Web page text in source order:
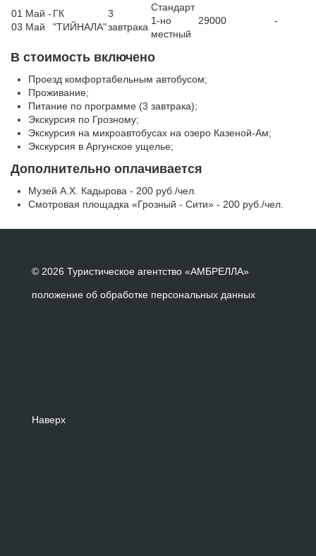
01 Май -
03 Май
ГК
"ТИЙНАЛА"
3
завтрака
Стандарт
1-но
местный
29000 -
В стоимость включено
Проезд комфортабельным автобусом;
Проживание;
Питание по программе (3 завтрака);
Экскурсия по Грозному;
Экскурсия на микроавтобусах на озеро Казеной-Ам;
Экскурсия в Аргунское ущелье;
Дополнительно оплачивается
Музей А.Х. Кадырова - 200 руб./чел.
Смотровая площадка «Грозный - Сити» - 200 руб./чел.
© 2026 Туристическое агентство «АМБРЕЛЛА»
положение об обработке персональных данных
Наверх